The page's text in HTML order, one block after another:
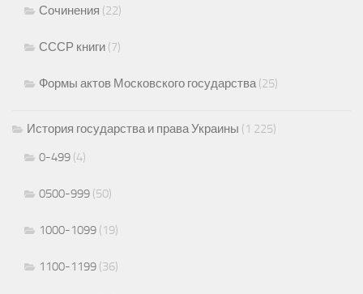
Сочинения (22)
СССР книги (7)
Формы актов Московского государства(25)
История государства и права Украины (1 225)
0-499 (4)
0500-999 (50)
1000-1099 (19)
1100-1199 (36)